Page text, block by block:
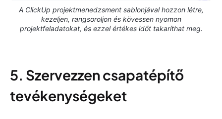
A ClickUp projektmenedzsment sablonjával hozzon létre,
kezeljen, rangsoroljon és kövessen nyomon
projektfeladatokat, és ezzel értékes időt takaríthat meg.
5. Szervezzen csapatépítő
tevékenységeket